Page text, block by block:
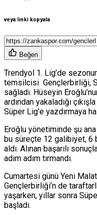
veya linki kopyala
Beğen
Trendyol 1. Lig’de
temsilcisi Gençlerbirliği,
sağladı. Hüseyin
ardından yakaladığı
Süper Lig’e yazdırmaya
Eroğlu yönetiminde şu
bu süreçte 12 galibiyet, 6
aldı. Alınan başarılı
adım adım tırmandı.
Cumartesi günü Yeni
Gençlerbirliği’n de
yaşarken, yıllar sonra
başladı.